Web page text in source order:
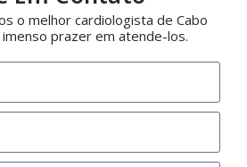
o melhor cardiologista de Cabo
prazer em atende-los.